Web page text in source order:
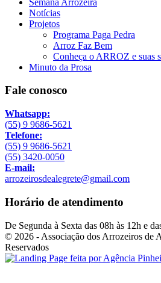
Notícias
Projetos
Programa Paga Pedra
Arroz Faz Bem
Conheça o ARROZ e suas
Minuto da Prosa
Fale conosco
Whatsapp:
(55) 9 9686-5621
Telefone:
(55) 9 9686-5621
(55) 3420-0050
E-mail:
arrozeirosdealegrete@gmail.com
Horário de atendimento
De Segunda à Sexta das 08h às 12h e
© 2026 - Associação dos Arrozeiros de
Reservados